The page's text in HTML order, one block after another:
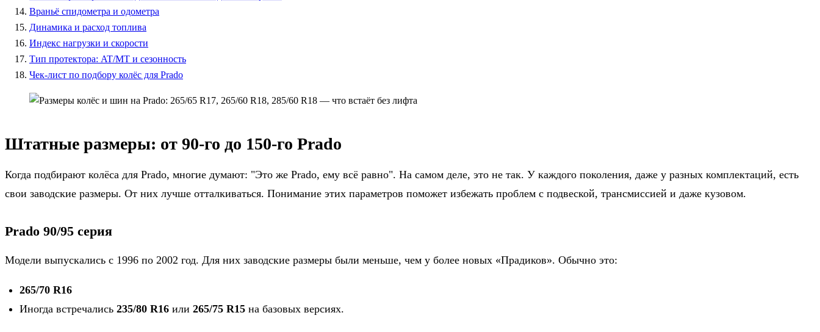
Враньё спидометра и одометра
Динамика и расход топлива
Индекс нагрузки и скорости
Тип протектора: AT/MT и сезонность
Чек-лист по подбору колёс для Prado
Штатные размеры: от 90-го до 150-го Prado
Когда подбирают колёса для Prado, многие думают: "Это же Prado, ему всё равно". На самом деле, это не так. У каждого поколения, даже у разных комплектаций, есть
свои заводские размеры. От них лучше отталкиваться. Понимание этих параметров поможет избежать проблем с подвеской, трансмиссией и даже кузовом.
Prado 90/95 серия
Модели выпускались с 1996 по 2002 год. Для них заводские размеры были меньше, чем у более новых «Прадиков». Обычно это:
265/70 R16
Иногда встречались 235/80 R16 или 265/75 R15 на базовых версиях.